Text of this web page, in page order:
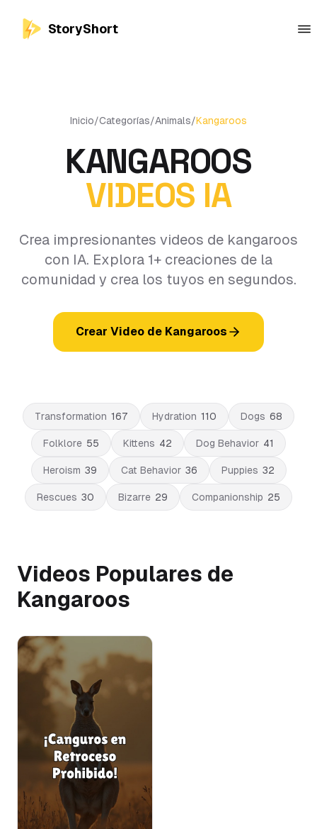
StoryShort
Inicio/Categorías/Animals/Kangaroos
KANGAROOS
VIDEOS IA
Crea impresionantes videos de kangaroos
con IA. Explora 1+ creaciones de la
comunidad y crea los tuyos en segundos.
Crear Video de Kangaroos
Transformation 167 Hydration 110 Dogs 68
Folklore 55 Kittens 42 Dog Behavior 41
Heroism 39 Cat Behavior 36 Puppies 32
Rescues 30 Bizarre 29 Companionship 25
Videos Populares de
Kangaroos